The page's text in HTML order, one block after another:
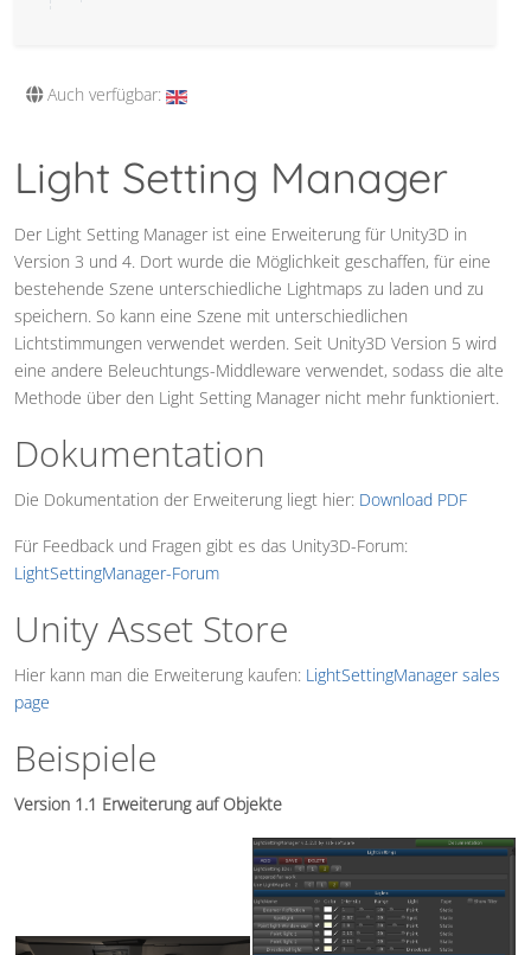
Auch verfügbar:
Light Setting Manager
Der Light Setting Manager ist eine Erweiterung für Unity3D in
Version 3 und 4. Dort wurde die Möglichkeit geschaffen, für eine
bestehende Szene unterschiedliche Lightmaps zu laden und zu
speichern. So kann eine Szene mit unterschiedlichen
Lichtstimmungen verwendet werden. Seit Unity3D Version 5 wird
eine andere Beleuchtungs-Middleware verwendet, sodass die alte
Methode über den Light Setting Manager nicht mehr funktioniert.
Dokumentation
Die Dokumentation der Erweiterung liegt hier: Download PDF
Für Feedback und Fragen gibt es das Unity3D-Forum:
LightSettingManager-Forum
Unity Asset Store
Hier kann man die Erweiterung kaufen: LightSettingManager sales
page
Beispiele
Version 1.1 Erweiterung auf Objekte